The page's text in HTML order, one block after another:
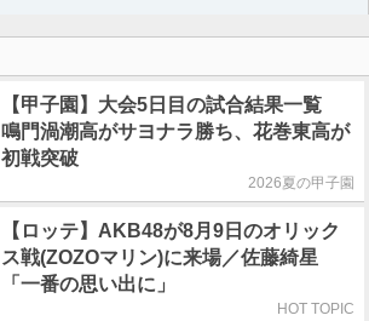
【甲子園】大会5日目の試合結果一覧
鳴門渦潮高がサヨナラ勝ち、花巻東高が
初戦突破
2026夏の甲子園
【ロッテ】AKB48が8月9日のオリック
ス戦(ZOZOマリン)に来場／佐藤綺星
「一番の思い出に」
HOT TOPIC